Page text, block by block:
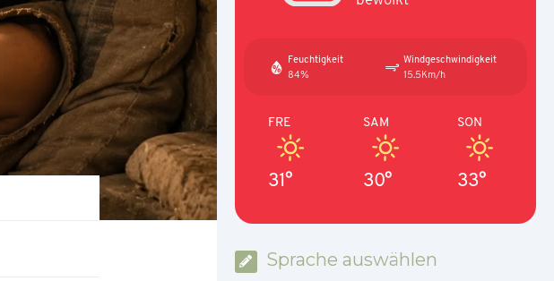
Feuchtigkeit
84%
Windgeschwindigkeit
15.5Km/h
FRE
31°
SAM
30°
SON
33°
Sprache auswählen